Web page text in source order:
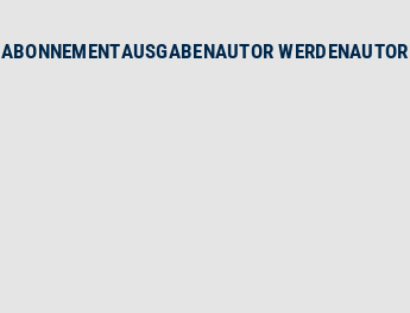
ABONNEMENTAUSGABENAUTOR WERDEN